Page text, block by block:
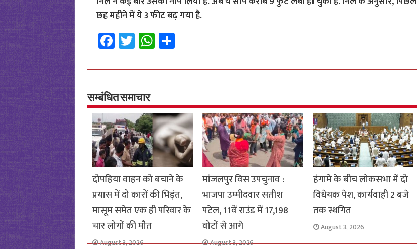
छह महीने में ये 3 फीट बढ़ गया है.
Fa
ce
b
o
o
k
T
wi
tt
er
W
h
at
p
p
S
h
ar
सम्बंधित समाचार
दोपहिया वाहन को बचाने के
प्रयास में दो कारों की भिड़ंत,
मासूम समेत एक ही परिवार के
चार लोगों की मौत
August 3, 2026
मांजलपुर विस उपचुनाव :
भाजपा उम्मीदवार सतीश
पटेल, 11वें राउंड में 17,198
वोटों से आगे
August 3, 2026
हंगामे के बीच लोकसभा में दो
विधेयक पेश, कार्यवाही 2 बजे
तक स्थगित
August 3, 2026